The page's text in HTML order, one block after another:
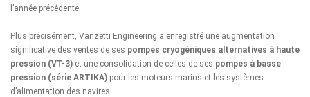
l’année précédente.
Plus précisément, Vanzetti Engineering a enregistré une augmentation
significative des ventes de ses pompes cryogéniques alternatives à haute
pression (VT-3) et une consolidation de celles de ses pompes à basse
pression (série ARTIKA) pour les moteurs marins et les systèmes
d’alimentation des navires.